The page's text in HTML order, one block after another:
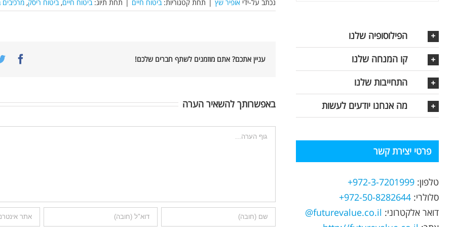
נכתב על-ידיאופיר שץ | תחת קטגוריות:ביטוח חיים | תחת תיוג:ביטוח חיים,ביטוח ריסק,מרכיבים
עניין אתכם? אתם מוזמנים לשתף חברים שלכם!
באפשרותך להשאיר הערה
הערה
הפילוסופיה שלנו
קו המנחה שלנו
התחייבות שלנו
מה אנחנו יודעים לעשות
פרטי יצירת קשר
טלפון:972-3-7201999+
סלולרי:972-50-8282644+
דואר אלקטרוני: futurevalue.co.il@